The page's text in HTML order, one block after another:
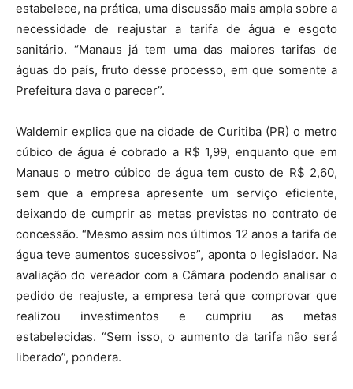
estabelece, na prática, uma discussão mais ampla sobre a
necessidade de reajustar a tarifa de água e esgoto
sanitário. “Manaus já tem uma das maiores tarifas de
águas do país, fruto desse processo, em que somente a
Prefeitura dava o parecer”.
Waldemir explica que na cidade de Curitiba (PR) o metro
cúbico de água é cobrado a R$ 1,99, enquanto que em
Manaus o metro cúbico de água tem custo de R$ 2,60,
sem que a empresa apresente um serviço eficiente,
deixando de cumprir as metas previstas no contrato de
concessão. “Mesmo assim nos últimos 12 anos a tarifa de
água teve aumentos sucessivos”, aponta o legislador. Na
avaliação do vereador com a Câmara podendo analisar o
pedido de reajuste, a empresa terá que comprovar que
realizou investimentos e cumpriu as metas
estabelecidas. “Sem isso, o aumento da tarifa não será
liberado”, pondera.